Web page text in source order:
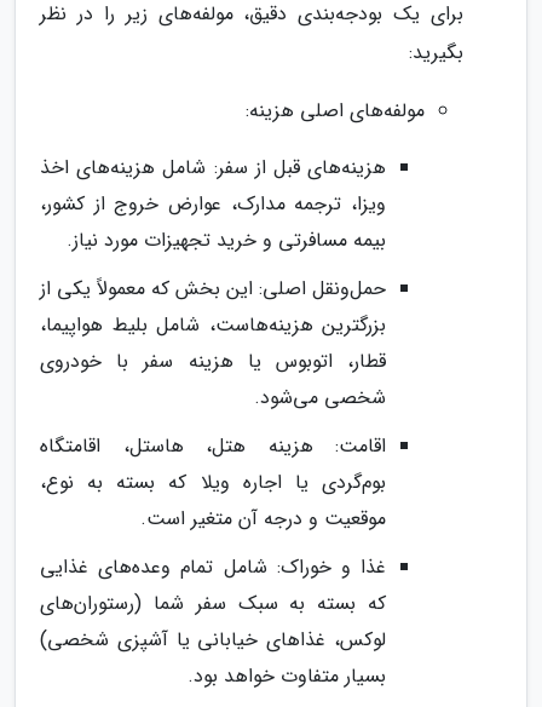
برای یک بودجه‌بندی دقیق، مولفه‌های زیر را در نظر
بگیرید:
مولفه‌های اصلی هزینه:
هزینه‌های قبل از سفر: شامل هزینه‌های اخذ
ویزا، ترجمه مدارک، عوارض خروج از کشور،
بیمه مسافرتی و خرید تجهیزات مورد نیاز.
حمل‌ونقل اصلی: این بخش که معمولاً یکی از
بزرگترین هزینه‌هاست، شامل بلیط هواپیما،
قطار، اتوبوس یا هزینه سفر با خودروی
شخصی می‌شود.
اقامت: هزینه هتل، هاستل، اقامتگاه
بوم‌گردی یا اجاره ویلا که بسته به نوع،
موقعیت و درجه آن متغیر است.
غذا و خوراک: شامل تمام وعده‌های غذایی
که بسته به سبک سفر شما (رستوران‌های
لوکس، غذاهای خیابانی یا آشپزی شخصی)
بسیار متفاوت خواهد بود.